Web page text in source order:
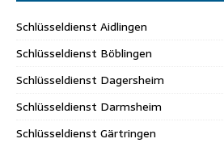
Schlüsseldienst Aidlingen
Schlüsseldienst Böblingen
Schlüsseldienst Dagersheim
Schlüsseldienst Darmsheim
Schlüsseldienst Gärtringen